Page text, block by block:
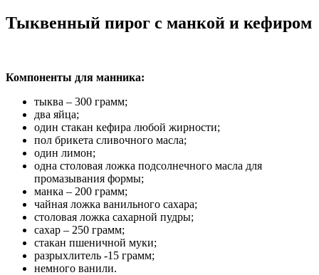
Тыквенный пирог с манкой и кефиром
Компоненты для манника:
тыква – 300 грамм;
два яйца;
один стакан кефира любой жирности;
пол брикета сливочного масла;
один лимон;
одна столовая ложка подсолнечного масла для
промазывания формы;
манка – 200 грамм;
чайная ложка ванильного сахара;
столовая ложка сахарной пудры;
сахар – 250 грамм;
стакан пшеничной муки;
разрыхлитель -15 грамм;
немного ванили.